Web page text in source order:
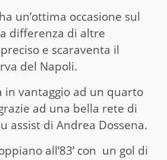
un’ottima occasione sul
differenza di altre
e scaraventa il
del Napoli.
in vantaggio ad un quarto
ad una bella rete di
assist di Andrea Dossena.
all’83’ con un gol di